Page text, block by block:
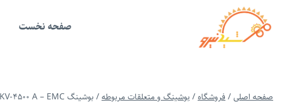
صفحه نخست
صفحه اصلی/فروشگاه/بوشینگ و متعلقات مربوطه/بوشینگ 3KV-4500 A – EMC